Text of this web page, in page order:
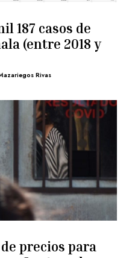
187 casos de
(entre 2018 y
Rivas
precios para